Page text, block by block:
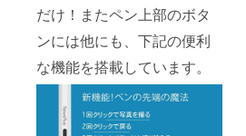
だけ！またペン上部のボタ
ンには他にも、下記の便利
な機能を搭載しています。